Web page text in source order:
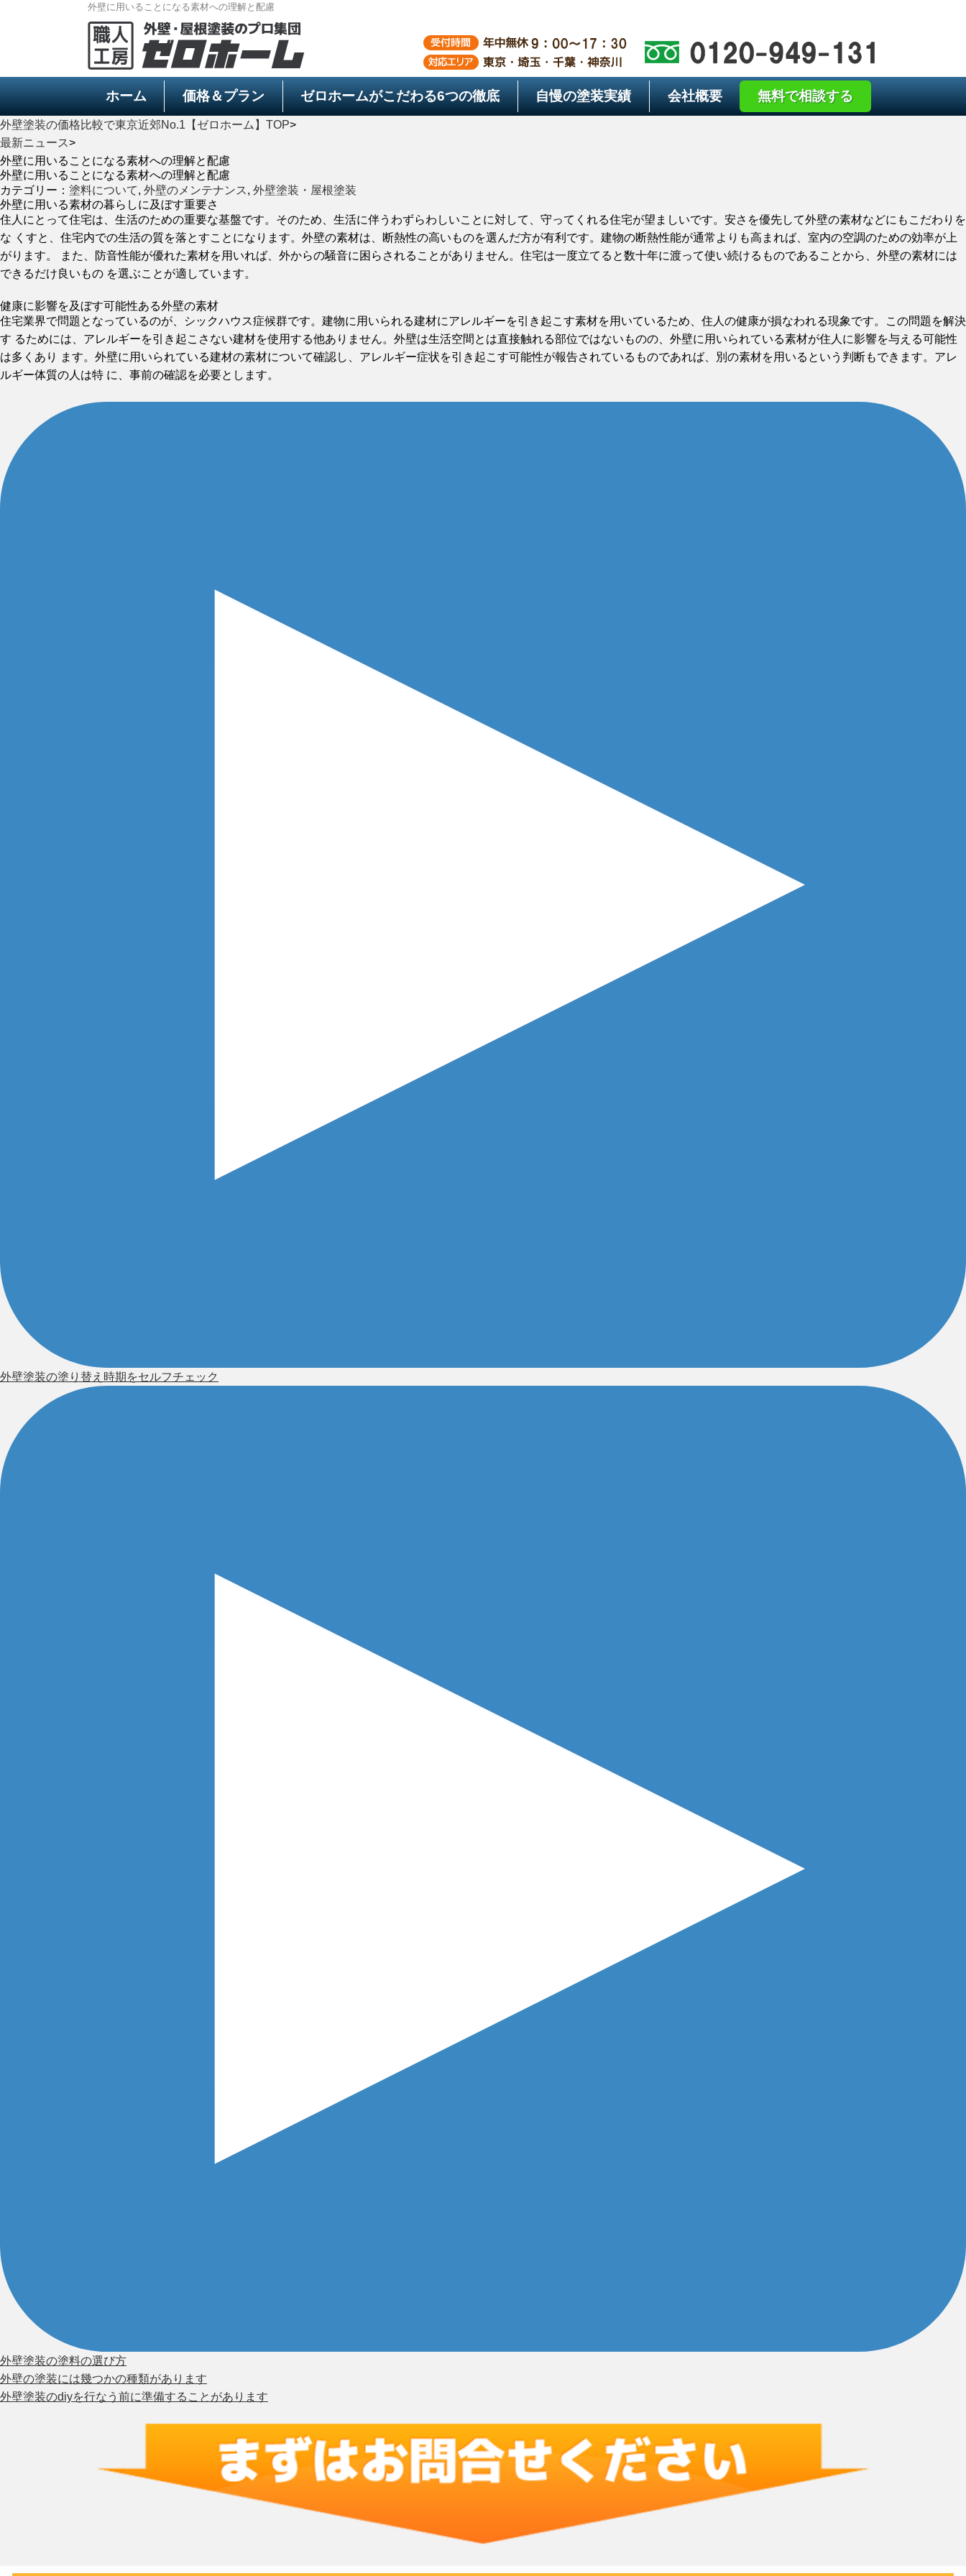
外壁に用いることになる素材への理解と配慮
ホーム 価格＆プラン ゼロホームがこだわる6つの徹底 自慢の塗装実績 会社概要 無料で相談する
外壁塗装の価格比較で東京近郊No.1【ゼロホーム】TOP>
最新ニュース>
外壁に用いることになる素材への理解と配慮
外壁に用いることになる素材への理解と配慮
カテゴリー： 塗料について, 外壁のメンテナンス , 外壁塗装・屋根塗装
外壁に用いる素材の暮らしに及ぼす重要さ
住人にとって住宅は、生活のための重要な基盤です。そのため、生活に伴うわずらわしいことに対して、守ってくれる住宅が望ましいです。安さを優先して外壁の素材などにもこだわりを
な くすと、住宅内での生活の質を落とすことになります。外壁の素材は、断熱性の高いものを選んだ方が有利です。建物の断熱性能が通常よりも高まれば、室内の空調のための効率が上
がります。 また、防音性能が優れた素材を用いれば、外からの騒音に困らされることがありません。住宅は一度立てると数十年に渡って使い続けるものであることから、外壁の素材には
できるだけ良いもの を選ぶことが適しています。
健康に影響を及ぼす可能性ある外壁の素材
住宅業界で問題となっているのが、シックハウス症候群です。建物に用いられる建材にアレルギーを引き起こす素材を用いているため、住人の健康が損なわれる現象です。この問題を解決
す るためには、アレルギーを引き起こさない建材を使用する他ありません。外壁は生活空間とは直接触れる部位ではないものの、外壁に用いられている素材が住人に影響を与える可能性
は多くあり ます。外壁に用いられている建材の素材について確認し、アレルギー症状を引き起こす可能性が報告されているものであれば、別の素材を用いるという判断もできます。アレ
ルギー体質の人は特 に、事前の確認を必要とします。
外壁塗装の塗り替え時期をセルフチェック
外壁塗装の塗料の選び方
外壁の塗装には幾つかの種類があります
外壁塗装のdiyを行なう前に準備することがあります